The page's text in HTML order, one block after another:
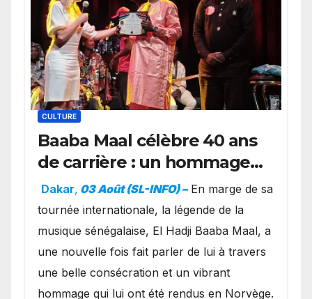
CULTURE
Baaba Maal célèbre 40 ans
de carrière : un hommage
exceptionnel à Oslo en
présence de la famille
royale.
Dakar, 03 Août (SL-INFO) – ​En marge de sa
tournée internationale, la légende de la
musique sénégalaise, El Hadji Baaba Maal, a
une nouvelle fois fait parler de lui à travers
une belle consécration et un vibrant
hommage qui lui ont été rendus en Norvège.